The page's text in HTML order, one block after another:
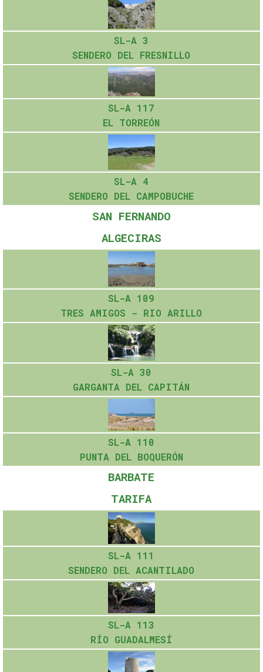
SL-A 3
SENDERO DEL FRESNILLO
SL-A 117
EL TORREÓN
SL-A 4
SENDERO DEL CAMPOBUCHE
SAN FERNANDO
ALGECIRAS
SL-A 109
TRES AMIGOS - RIO ARILLO
SL-A 30
GARGANTA DEL CAPITÁN
SL-A 110
PUNTA DEL BOQUERÓN
BARBATE
TARIFA
SL-A 111
SENDERO DEL ACANTILADO
SL-A 113
RÍO GUADALMESÍ